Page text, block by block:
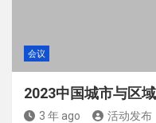
会议
2023中国城市与区
3 年 ago 活动发布